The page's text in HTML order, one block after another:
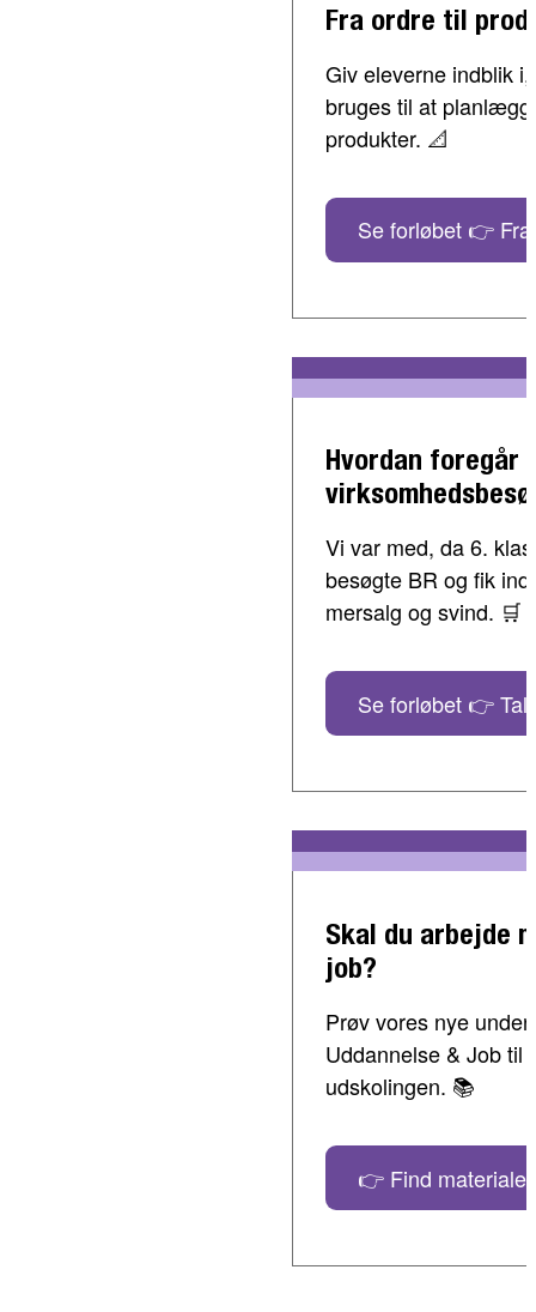
Fra ordre til
Giv eleverne indblik
bruges til at
produkter. 📐
Se forløbet 👉
Hvordan foregår
Vi var med, da 6.
besøgte BR og fik
mersalg og svind. 🛒
Se forløbet 👉 Tal
Skal du arbejde
job?
Prøv vores nye
Uddannelse & Job til
udskolingen. 📚
👉 Find